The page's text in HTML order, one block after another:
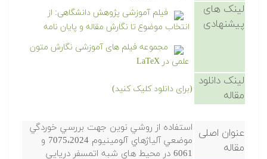
لینک های
پیشنهادی
فیلم آموزشی پژوهش دانشگاهی: از
انتخاب موضوع تا نگارش مقاله و پایان نامه
مجموعه فیلم های آموزشی نگارش متون
علمی در LaTeX
لینک دانلود
مقاله
(برای دانلود کلیک کنید)
عنوان اصلی
مقاله
استفاده از روشي نوين جهت بررسي خوردگي
موضعي آلياژهاي آلومينيوم 7075،2024 و
6061 در محيط هاي شبه اتمسفر دريايي